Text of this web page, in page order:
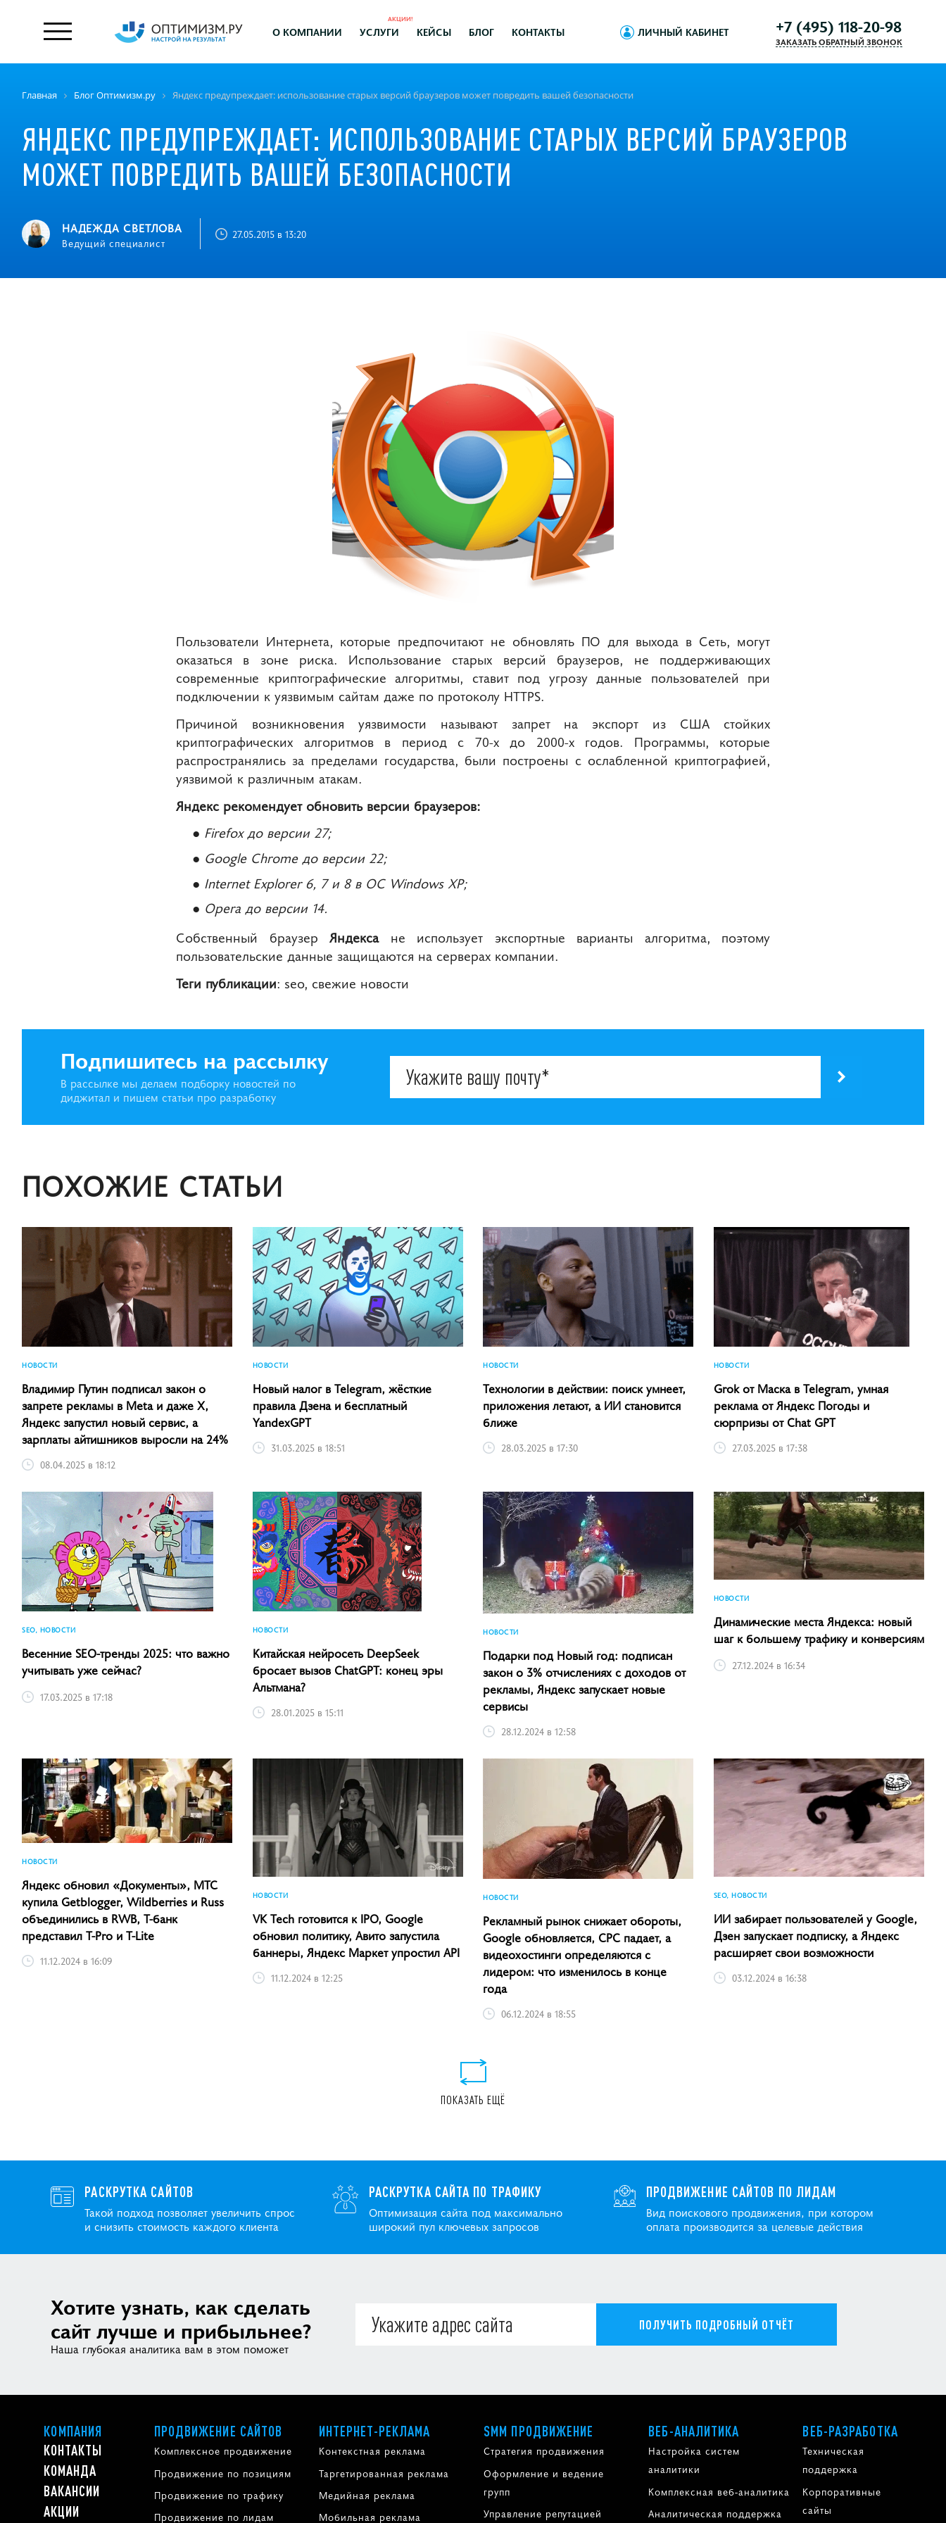
О КОМПАНИИ УСЛУГИ
АКЦИИ!
КЕЙСЫ БЛОГ КОНТАКТЫ ЛИЧНЫЙ КАБИНЕТ +7 (495) 118-20-98
ЗАКАЗАТЬ ОБРАТНЫЙ ЗВОНОК
Главная Блог Оптимизм.ру Яндекс предупреждает: использование старых версий браузеров может повредить вашей безопасности
ЯНДЕКС ПРЕДУПРЕЖДАЕТ: ИСПОЛЬЗОВАНИЕ СТАРЫХ ВЕРСИЙ БРАУЗЕРОВ
МОЖЕТ ПОВРЕДИТЬ ВАШЕЙ БЕЗОПАСНОСТИ
НАДЕЖДА СВЕТЛОВА
Ведущий специалист
27.05.2015 в 13:20
Пользователи Интернета, которые предпочитают не обновлять ПО для выхода в Сеть, могут
оказаться в зоне риска. Использование старых версий браузеров, не поддерживающих
современные криптографические алгоритмы, ставит под угрозу данные пользователей при
подключении к уязвимым сайтам даже по протоколу HTTPS.
Причиной возникновения уязвимости называют запрет на экспорт из США стойких
криптографических алгоритмов в период с 70-х до 2000-х годов. Программы, которые
распространялись за пределами государства, были построены с ослабленной криптографией,
уязвимой к различным атакам.
Яндекс рекомендует обновить версии браузеров:
Firefox до версии 27;
Google Chrome до версии 22;
Internet Explorer 6, 7 и 8 в ОС Windows XP;
Opera до версии 14.
Собственный браузер Яндексане использует экспортные варианты алгоритма, поэтому
пользовательские данные защищаются на серверах компании.
Теги публикации: seo, свежие новости
Подпишитесь на рассылку
В рассылке мы делаем подборку новостей по
диджитал и пишем статьи про разработку
ПОХОЖИЕ СТАТЬИ
НОВОСТИ
Владимир Путин подписал закон о
запрете рекламы в Meta и даже X,
Яндекс запустил новый сервис, а
зарплаты айтишников выросли на 24%
08.04.2025 в 18:12
НОВОСТИ
Новый налог в Telegram, жёсткие
правила Дзена и бесплатный
YandexGPT
31.03.2025 в 18:51
НОВОСТИ
Технологии в действии: поиск умнеет,
приложения летают, а ИИ становится
ближе
28.03.2025 в 17:30
НОВОСТИ
Grok от Маска в Telegram, умная
реклама от Яндекс Погоды и
сюрпризы от Chat GPT
27.03.2025 в 17:38
SEO, НОВОСТИ
Весенние SEO-тренды 2025: что важно
учитывать уже сейчас?
17.03.2025 в 17:18
НОВОСТИ
Китайская нейросеть DeepSeek
бросает вызов ChatGPT: конец эры
Альтмана?
28.01.2025 в 15:11
НОВОСТИ
Подарки под Новый год: подписан
закон о 3% отчислениях с доходов от
рекламы, Яндекс запускает новые
сервисы
28.12.2024 в 12:58
НОВОСТИ
Динамические места Яндекса: новый
шаг к большему трафику и конверсиям
27.12.2024 в 16:34
НОВОСТИ
Яндекс обновил «Документы», МТС
купила Getblogger, Wildberries и Russ
объединились в RWB, Т-банк
представил T-Pro и T-Lite
11.12.2024 в 16:09
НОВОСТИ
VK Tech готовится к IPO, Google
обновил политику, Авито запустила
баннеры, Яндекс Маркет упростил API
11.12.2024 в 12:25
НОВОСТИ
Рекламный рынок снижает обороты,
Google обновляется, CPC падает, а
видеохостинги определяются с
лидером: что изменилось в конце
года
06.12.2024 в 18:55
SEO, НОВОСТИ
ИИ забирает пользователей у Google,
Дзен запускает подписку, а Яндекс
расширяет свои возможности
03.12.2024 в 16:38
ПОКАЗАТЬ ЕЩЁ
РАСКРУТКА САЙТОВ
Такой подход позволяет увеличить спрос
и снизить стоимость каждого клиента
РАСКРУТКА САЙТА ПО ТРАФИКУ
Оптимизация сайта под максимально
широкий пул ключевых запросов
ПРОДВИЖЕНИЕ САЙТОВ ПО ЛИДАМ
Вид поискового продвижения, при котором
оплата производится за целевые действия
Хотите узнать, как сделать
сайт лучше и прибыльнее?
Наша глубокая аналитика вам в этом поможет
ПОЛУЧИТЬ ПОДРОБНЫЙ ОТЧЁТ
КОМПАНИЯ
КОНТАКТЫ
КОМАНДА
ВАКАНСИИ
АКЦИИ
ПРОДВИЖЕНИЕ САЙТОВ
Комплексное продвижение
Продвижение по позициям
Продвижение по трафику
Продвижение по лидам
ИНТЕРНЕТ-РЕКЛАМА
Контекстная реклама
Таргетированная реклама
Медийная реклама
Мобильная реклама
SMM ПРОДВИЖЕНИЕ
Стратегия продвижения
Оформление и ведение
групп
Управление репутацией
ВЕБ-АНАЛИТИКА
Настройка систем
аналитики
Комплексная веб-аналитика
Аналитическая поддержка
ВЕБ-РАЗРАБОТКА
Техническая
поддержка
Корпоративные
сайты